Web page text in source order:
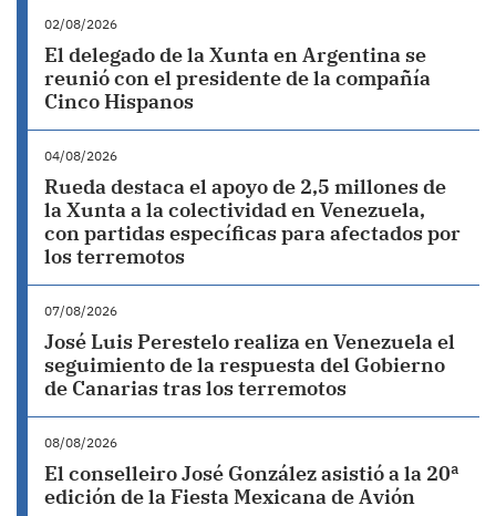
02/08/2026
El delegado de la Xunta en Argentina se
reunió con el presidente de la compañía
Cinco Hispanos
04/08/2026
Rueda destaca el apoyo de 2,5 millones de
la Xunta a la colectividad en Venezuela,
con partidas específicas para afectados por
los terremotos
07/08/2026
José Luis Perestelo realiza en Venezuela el
seguimiento de la respuesta del Gobierno
de Canarias tras los terremotos
08/08/2026
El conselleiro José González asistió a la 20ª
edición de la Fiesta Mexicana de Avión